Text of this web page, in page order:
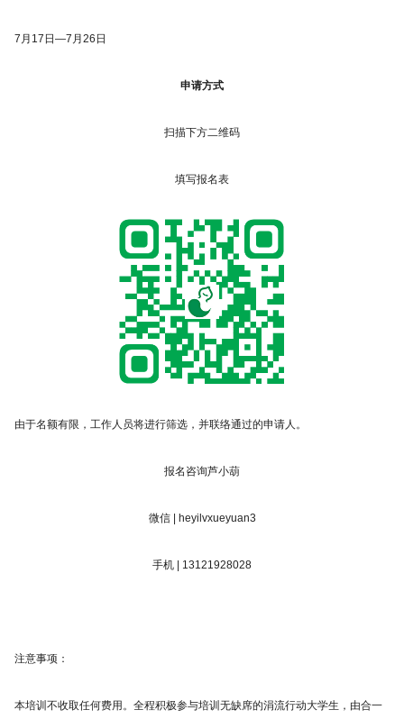
7月17日—7月26日
申请方式
扫描下方二维码
填写报名表
由于名额有限，工作人员将进行筛选，并联络通过的申请人。
报名咨询芦小葫
微信 | heyilvxueyuan3
手机 | 13121928028
注意事项：
本培训不收取任何费用。全程积极参与培训无缺席的涓流行动大学生，由合一